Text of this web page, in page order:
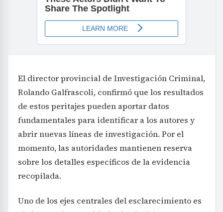
El director provincial de Investigación Criminal,
Rolando Galfrascoli, confirmó que los resultados
de estos peritajes pueden aportar datos
fundamentales para identificar a los autores y
abrir nuevas líneas de investigación. Por el
momento, las autoridades mantienen reserva
sobre los detalles específicos de la evidencia
recopilada.
Uno de los ejes centrales del esclarecimiento es